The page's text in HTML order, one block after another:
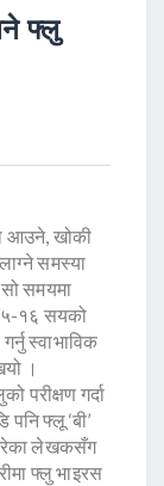
फ्लु
आउने, खोकी
समस्या
समयमा
१६ सयको
स्वाभाविक
।
परीक्षण गर्दा
फ्लू ‘बी’
लेखकसँग
फ्लु भाइरस